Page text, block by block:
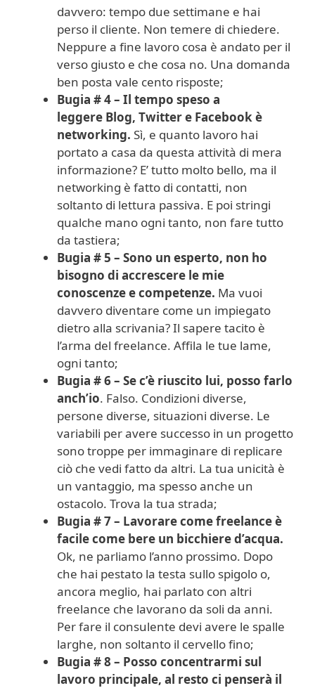
davvero: tempo due settimane e hai
perso il cliente. Non temere di chiedere.
Neppure a fine lavoro cosa è andato per il
verso giusto e che cosa no. Una domanda
ben posta vale cento risposte;
Bugia # 4 – Il tempo speso a
leggere Blog, Twitter e Facebook è
networking. Sì, e quanto lavoro hai
portato a casa da questa attività di mera
informazione? E’ tutto molto bello, ma il
networking è fatto di contatti, non
soltanto di lettura passiva. E poi stringi
qualche mano ogni tanto, non fare tutto
da tastiera;
Bugia # 5 – Sono un esperto, non ho
bisogno di accrescere le mie
conoscenze e competenze. Ma vuoi
davvero diventare come un impiegato
dietro alla scrivania? Il sapere tacito è
l’arma del freelance. Affila le tue lame,
ogni tanto;
Bugia # 6 – Se c’è riuscito lui, posso farlo
anch’io. Falso. Condizioni diverse,
persone diverse, situazioni diverse. Le
variabili per avere successo in un progetto
sono troppe per immaginare di replicare
ciò che vedi fatto da altri. La tua unicità è
un vantaggio, ma spesso anche un
ostacolo. Trova la tua strada;
Bugia # 7 – Lavorare come freelance è
facile come bere un bicchiere d’acqua.
Ok, ne parliamo l’anno prossimo. Dopo
che hai pestato la testa sullo spigolo o,
ancora meglio, hai parlato con altri
freelance che lavorano da soli da anni.
Per fare il consulente devi avere le spalle
larghe, non soltanto il cervello fino;
Bugia # 8 – Posso concentrarmi sul
lavoro principale, al resto ci penserà il